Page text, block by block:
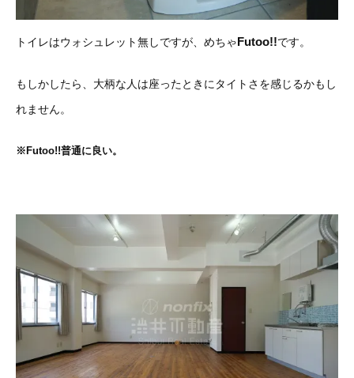
トイレはウォシュレット無しですが、めちゃFutoo!!です。
もしかしたら、大柄な人は座ったときにタイトさを感じるかもし
れません。
※Futoo!!普通に良い。